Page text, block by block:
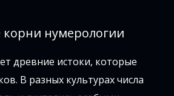
корни нумерологии
древние истоки, которые
В разных культурах числа